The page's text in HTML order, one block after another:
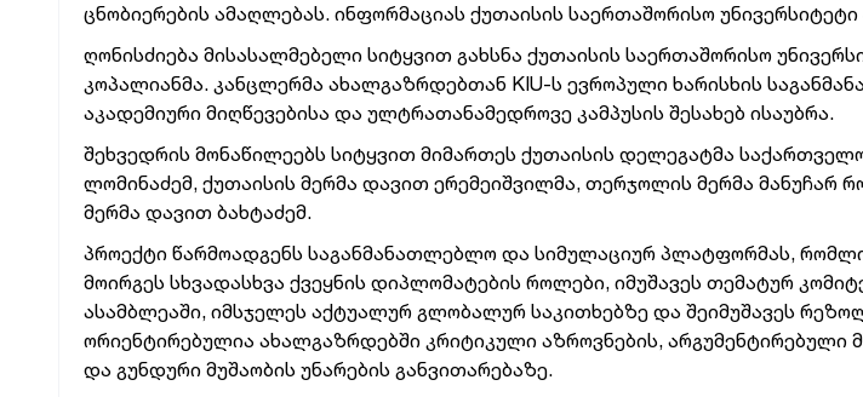
ცნობიერების ამაღლებას. ინფორმაციას ქუთაისის საერთაშორისო
ღონისძიება მისასალმებელი სიტყვით გახსნა ქუთაისის საერთაშორისო
კოპალიანმა. კანცლერმა ახალგაზრდებთან KIU-ს ევროპული ხარისხის
აკადემიური მიღწევებისა და ულტრათანამედროვე კამპუსის შესახებ ისაუბრა.
შეხვედრის მონაწილეებს სიტყვით მიმართეს ქუთაისის დელეგატმა
ლომინაძემ, ქუთაისის მერმა დავით ერემეიშვილმა, თერჯოლის მერმა მანუჩარ
მერმა დავით ბახტაძემ.
პროექტი წარმოადგენს საგანმანათლებლო და სიმულაციურ პლატფორმას,
მოირგეს სხვადასხვა ქვეყნის დიპლომატების როლები, იმუშავეს თემატურ
ასამბლეაში, იმსჯელეს აქტუალურ გლობალურ საკითხებზე და შეიმუშავეს
ორიენტირებულია ახალგაზრდებში კრიტიკული აზროვნების, არგუმენტირებული
და გუნდური მუშაობის უნარების განვითარებაზე.